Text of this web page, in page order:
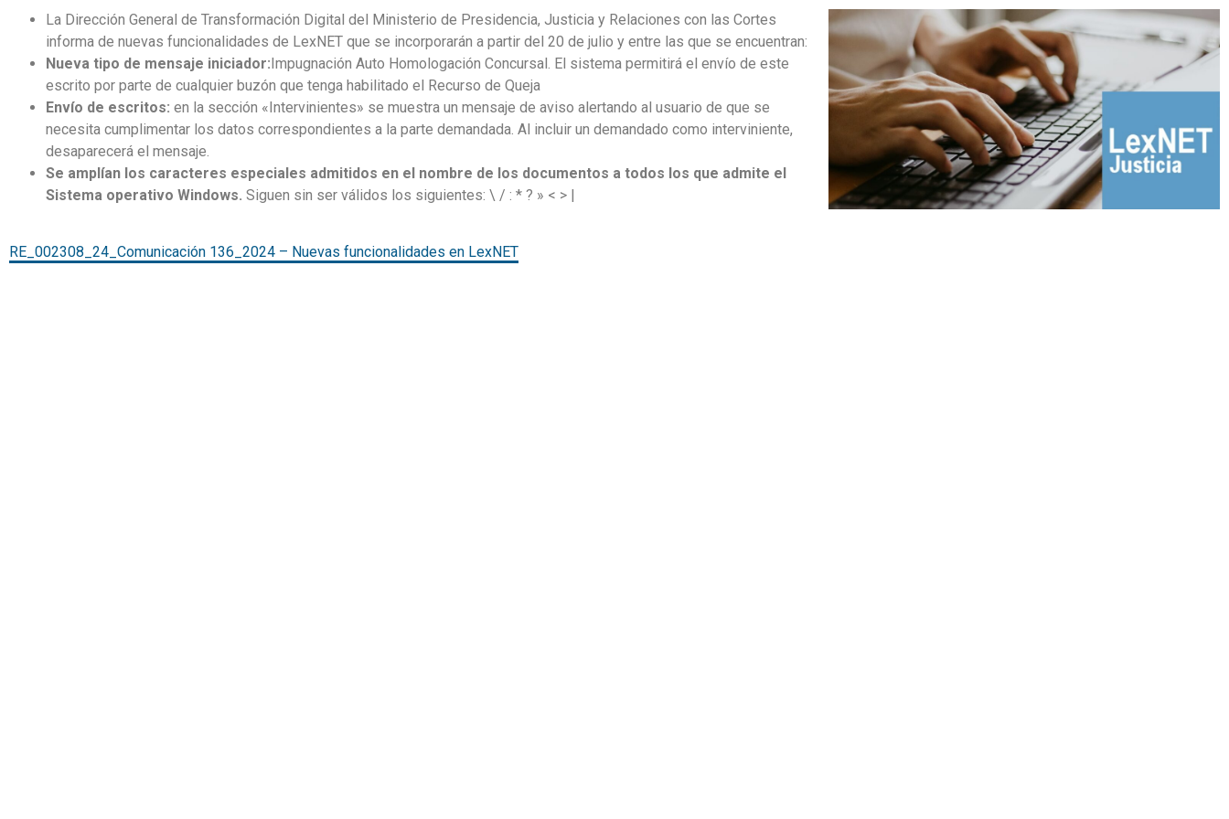
La Dirección General de Transformación Digital del Ministerio de Presidencia, Justicia y Relaciones con las Cortes
informa de nuevas funcionalidades de LexNET que se incorporarán a partir del 20 de julio y entre las que se encuentran:
Nueva tipo de mensaje iniciador:Impugnación Auto Homologación Concursal. El sistema permitirá el envío de este
escrito por parte de cualquier buzón que tenga habilitado el Recurso de Queja
Envío de escritos: en la sección «Intervinientes» se muestra un mensaje de aviso alertando al usuario de que se
necesita cumplimentar los datos correspondientes a la parte demandada. Al incluir un demandado como interviniente,
desaparecerá el mensaje.
Se amplían los caracteres especiales admitidos en el nombre de los documentos a todos los que admite el
Sistema operativo Windows. Siguen sin ser válidos los siguientes: \ / : * ? » < > |
RE_002308_24_Comunicación 136_2024 – Nuevas funcionalidades en LexNET